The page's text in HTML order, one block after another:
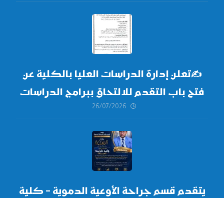
✍تعلن إدارة الدراسات العليا بالكلية عن
فتح باب التقدم للالتحاق ببرامج الدراسات
العليا لدورة
أكتوبر 2026،
26/07/2026
يتقدم قسم جراحة الأوعية الدموية – كلية